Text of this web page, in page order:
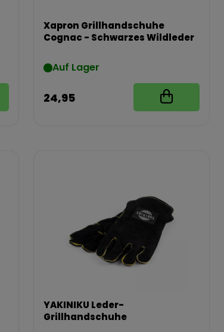
Xapron Grillhandschuhe
Cognac - Schwarzes Wildleder
Auf Lager
24,95
YAKINIKU Leder-
Grillhandschuhe